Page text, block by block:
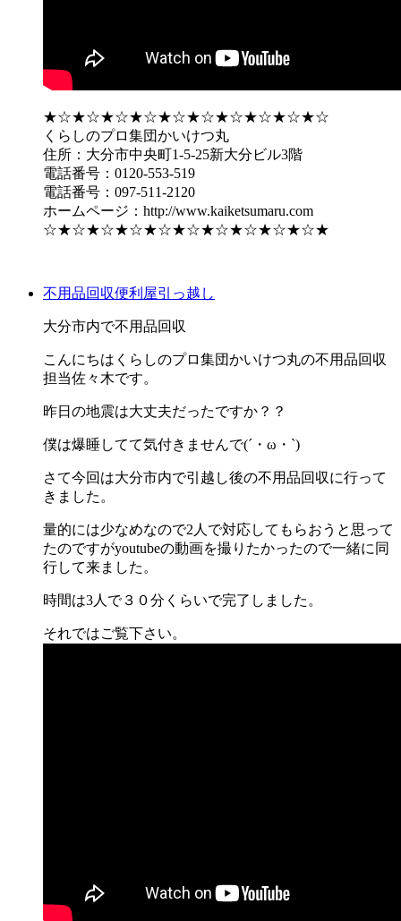
★☆★☆★☆★☆★☆★☆★☆★☆★☆★☆
くらしのプロ集団かいけつ丸
住所：大分市中央町1-5-25新大分ビル3階
電話番号：0120-553-519
電話番号：097-511-2120
ホームページ：http://www.kaiketsumaru.com
☆★☆★☆★☆★☆★☆★☆★☆★☆★☆★
不用品回収便利屋引っ越し
大分市内で不用品回収
こんにちはくらしのプロ集団かいけつ丸の不用品回収
担当佐々木です。
昨日の地震は大丈夫だったですか？？
僕は爆睡してて気付きませんで(´・ω・`)
さて今回は大分市内で引越し後の不用品回収に行って
きました。
量的には少なめなので2人で対応してもらおうと思って
たのですがyoutubeの動画を撮りたかったので一緒に同
行して来ました。
時間は3人で３０分くらいで完了しました。
それではご覧下さい。